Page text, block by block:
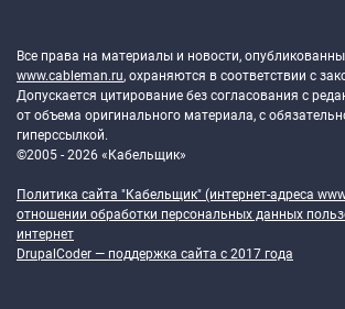
Все права на материалы и новости,
www.cableman.ru, охраняются в соответствии с
Допускается цитирование без согласования с
от объема оригинального материала, с
гиперссылкой.
©2005 - 2026 «Кабельщик»
Политика сайта "Кабельщик" (интернет-адреса
отношении обработки персональных данных
интернет
DrupalCoder — поддержка сайта c 2017 года